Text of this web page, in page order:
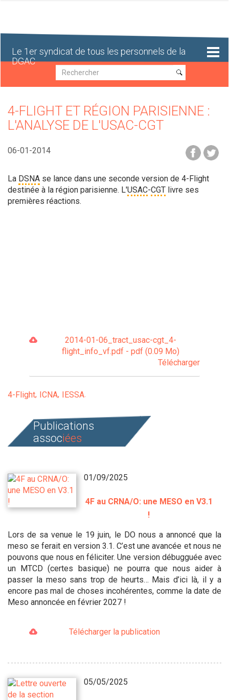
Le 1er syndicat de tous les personnels de la
DGAC
Recherche
Recherche
4-FLIGHT ET RÉGION PARISIENNE :
L'ANALYSE DE L'USAC-CGT
06-01-2014
La DSNA se lance dans une seconde version de 4-Flight
destinée à la région parisienne. L'USAC-CGT livre ses
premières réactions.
2014-01-06_tract_usac-cgt_4-
flight_info_vf.pdf - pdf (0.09 Mo)
Télécharger
4-Flight ICNA IESSA
Publications
associées
01/09/2025
4F au CRNA/O: une MESO en V3.1
!
Lors de sa venue le 19 juin, le DO nous a annoncé que la
meso se ferait en version 3.1. C’est une avancée et nous ne
pouvons que nous en féliciter. Une version débugguée avec
un MTCD (certes basique) ne pourra que nous aider à
passer la meso sans trop de heurts… Mais d’ici là, il y a
encore pas mal de choses incohérentes, comme la date de
Meso annoncée en février 2027 !
Télécharger la publication
05/05/2025